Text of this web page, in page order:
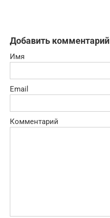
Добавить комментарий
Имя
Email
Комментарий